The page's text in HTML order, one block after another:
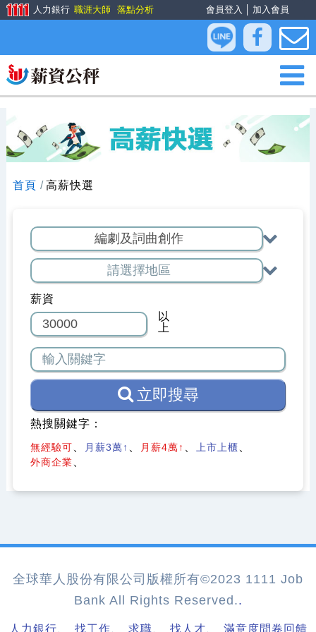
會員登入 加入會員
人力銀行 職涯大師 落點分析
首頁 高薪快選
薪資
以
上
立即搜尋
熱搜關鍵字：
無經驗可 月薪3萬↑ 月薪4萬↑
上市上櫃
外商企業
全球華人股份有限公司版權所有©2023 1111 Job
Bank All Rights Reserved..
人力銀行、 找工作、 求職、 找人才、 滿意度問卷回饋